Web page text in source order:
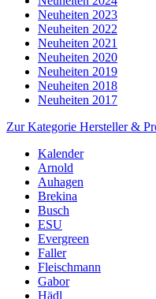
Neuheiten 2023
Neuheiten 2022
Neuheiten 2021
Neuheiten 2020
Neuheiten 2019
Neuheiten 2018
Neuheiten 2017
Zur Kategorie Hersteller &
Kalender
Arnold
Auhagen
Brekina
Busch
ESU
Evergreen
Faller
Fleischmann
Gabor
Hädl